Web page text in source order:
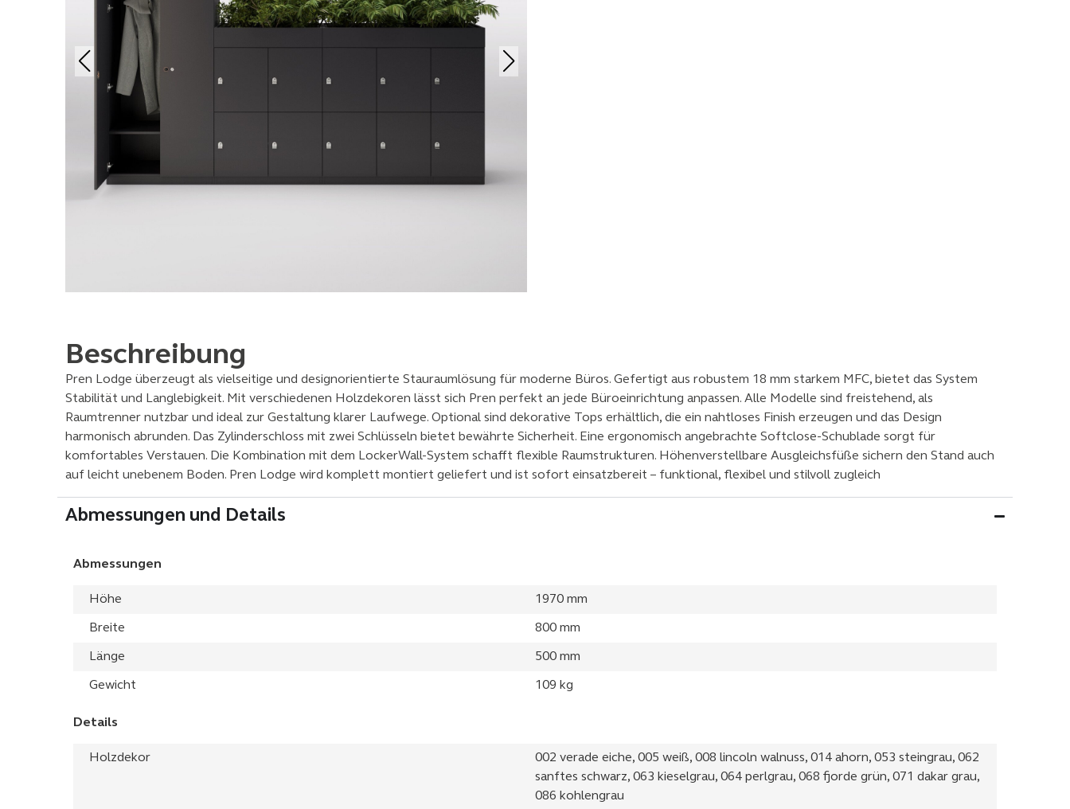
Beschreibung
Pren Lodge überzeugt als vielseitige und designorientierte Stauraumlösung für moderne Büros. Gefertigt aus robustem 18 mm starkem MFC, bietet das System
Stabilität und Langlebigkeit. Mit verschiedenen Holzdekoren lässt sich Pren perfekt an jede Büroeinrichtung anpassen. Alle Modelle sind freistehend, als
Raumtrenner nutzbar und ideal zur Gestaltung klarer Laufwege. Optional sind dekorative Tops erhältlich, die ein nahtloses Finish erzeugen und das Design
harmonisch abrunden. Das Zylinderschloss mit zwei Schlüsseln bietet bewährte Sicherheit. Eine ergonomisch angebrachte Softclose-Schublade sorgt für
komfortables Verstauen. Die Kombination mit dem LockerWall-System schafft flexible Raumstrukturen. Höhenverstellbare Ausgleichsfüße sichern den Stand auch
auf leicht unebenem Boden. Pren Lodge wird komplett montiert geliefert und ist sofort einsatzbereit – funktional, flexibel und stilvoll zugleich
Abmessungen und Details
Abmessungen
Höhe 1970 mm
Breite 800 mm
Länge 500 mm
Gewicht 109 kg
Details
Holzdekor
002 verade eiche, 005 weiß, 008 lincoln walnuss, 014 ahorn, 053 steingrau, 062
sanftes schwarz, 063 kieselgrau, 064 perlgrau, 068 fjorde grün, 071 dakar grau,
086 kohlengrau